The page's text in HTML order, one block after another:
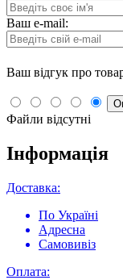
Ваш e-mail:
Ваш відгук про
Файли відсутні
Інформація
Доставка:
По Україні
Адресна
Самовивіз
Оплата: